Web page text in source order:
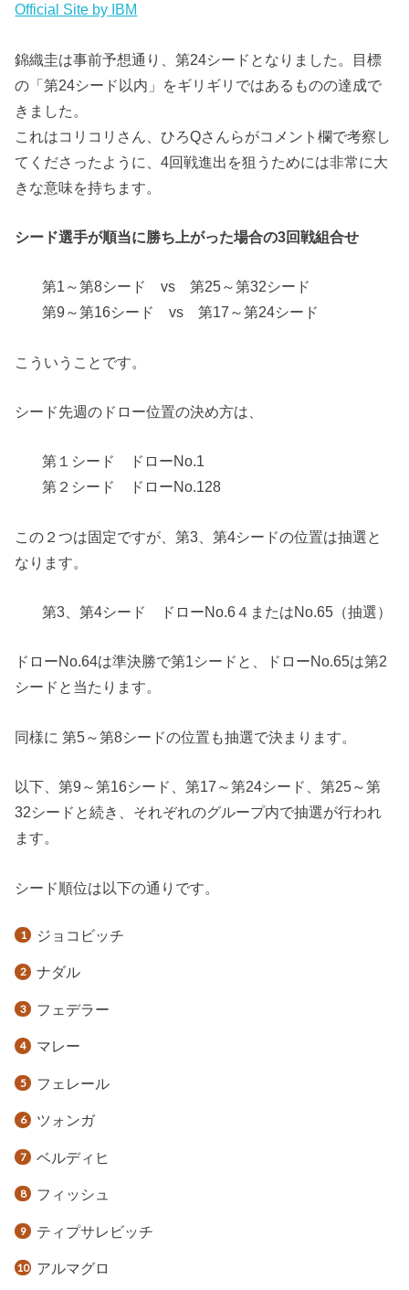
Official Site by IBM
錦織圭は事前予想通り、第24シードとなりました。目標
の「第24シード以内」をギリギリではあるものの達成で
きました。
これはコリコリさん、ひろQさんらがコメント欄で考察し
てくださったように、4回戦進出を狙うためには非常に大
きな意味を持ちます。
シード選手が順当に勝ち上がった場合の3回戦組合せ
第1～第8シード vs 第25～第32シード
第9～第16シード vs 第17～第24シード
こういうことです。
シード先週のドロー位置の決め方は、
第１シード ドローNo.1
第２シード ドローNo.128
この２つは固定ですが、第3、第4シードの位置は抽選と
なります。
第3、第4シード ドローNo.6４またはNo.65（抽選）
ドローNo.64は準決勝で第1シードと、ドローNo.65は第2
シードと当たります。
同様に 第5～第8シードの位置も抽選で決まります。
以下、第9～第16シード、第17～第24シード、第25～第
32シードと続き、それぞれのグループ内で抽選が行われ
ます。
シード順位は以下の通りです。
ジョコビッチ
ナダル
フェデラー
マレー
フェレール
ツォンガ
ベルディヒ
フィッシュ
ティプサレビッチ
アルマグロ